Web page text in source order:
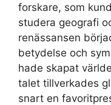
forskare, som
studera geografi
renässansen
betydelse och
hade skapat
talet tillverkades
snart en